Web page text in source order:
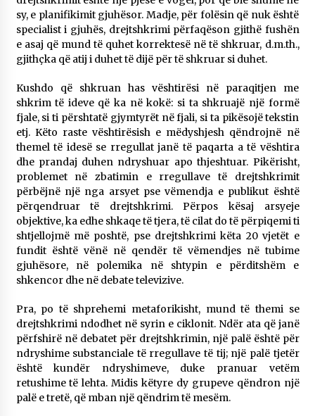
Faksimilet e një 83 vjetori lufte: Çfarë shkruan
Vexhi Buharaja për Heroin e Popullit, Mumin
Selami.
04/10/2025
KALLARATI NË AKSIONET KOMBËTARE PËR
RINDËRTIMIN E VENDIT – NGA ÇIZE XHAFERAJ
22/09/2025
sy, e planifikimit gjuhësor. Madje, për folësin që nuk është
specialist i gjuhës, drejtshkrimi përfaqëson gjithë fushën
e asaj që mund të quhet korrektesë në të shkruar, d.m.th.,
gjithçka që atij i duhet të dijë për të shkruar si duhet.
Kushdo që shkruan has vështirësi në paraqitjen me
shkrim të ideve që ka në kokë: si ta shkruajë një formë
fjale, si ti përshtatë gjymtyrët në fjali, si ta pikësojë tekstin
etj. Këto raste vështirësish e mëdyshjesh qëndrojnë në
themel të idesë se rregullat janë të paqarta a të vështira
dhe prandaj duhen ndryshuar apo thjeshtuar. Pikërisht,
problemet në zbatimin e rregullave të drejtshkrimit
përbëjnë një nga arsyet pse vëmendja e publikut është
përqendruar të drejtshkrimi. Përpos kësaj arsyeje
objektive, ka edhe shkaqe të tjera, të cilat do të përpiqemi ti
shtjellojmë më poshtë, pse drejtshkrimi këta 20 vjetët e
fundit është vënë në qendër të vëmendjes në tubime
gjuhësore, në polemika në shtypin e përditshëm e
shkencor dhe në debate televizive.
Pra, po të shprehemi metaforikisht, mund të themi se
drejtshkrimi ndodhet në syrin e ciklonit. Ndër ata që janë
përfshirë në debatet për drejtshkrimin, një palë është për
ndryshime substanciale të rregullave të tij; një palë tjetër
është kundër ndryshimeve, duke pranuar vetëm
retushime të lehta. Midis këtyre dy grupeve qëndron një
palë e tretë, që mban një qëndrim të mesëm.